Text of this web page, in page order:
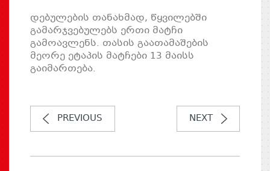
დებულების თანახმად, წყვილებში
გამარჯვებულებს ერთი მატჩი
გამოავლენს. თასის გაათამაშების
მეორე ეტაპის მატჩები 13 მაისს
გაიმართება.
PREVIOUS NEXT